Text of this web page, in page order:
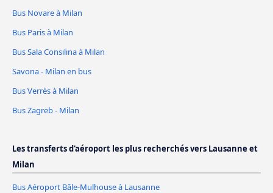
Bus Novare à Milan
Bus Paris à Milan
Bus Sala Consilina à Milan
Savona - Milan en bus
Bus Verrès à Milan
Bus Zagreb - Milan
Les transferts d'aéroport les plus recherchés vers Lausanne et
Milan
Bus Aéroport Bâle-Mulhouse à Lausanne